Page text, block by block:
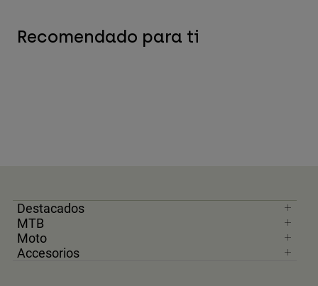
Recomendado para ti
Destacados
MTB
Moto
Accesorios